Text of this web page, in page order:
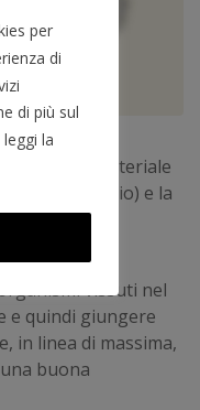
in un materiale
o ghiaccio) e la
di
vissuti nel
e quindi giungere
in linea di massima,
buona
per
di
di più sul
la